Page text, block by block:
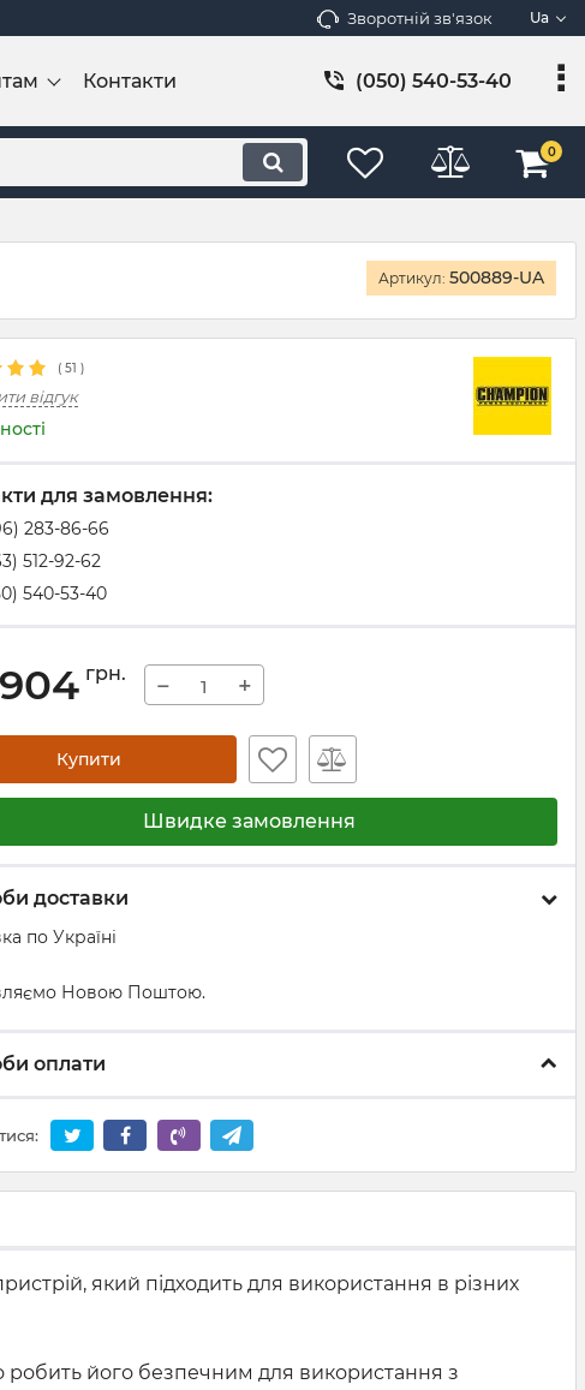
Зворотній зв'язок Ua
Контакти (050) 540-53-40
0
Артикул: 500889-UA
( 51 )
відгук
для замовлення:
283-86-66
512-92-62
540-53-40
грн. − +
Купити
Швидке замовлення
доставки
по Україні
Новою Поштою.
оплати
який підходить для використання в різних
робить його безпечним для використання з